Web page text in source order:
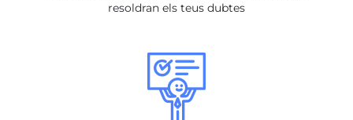
resoldran els teus dubtes